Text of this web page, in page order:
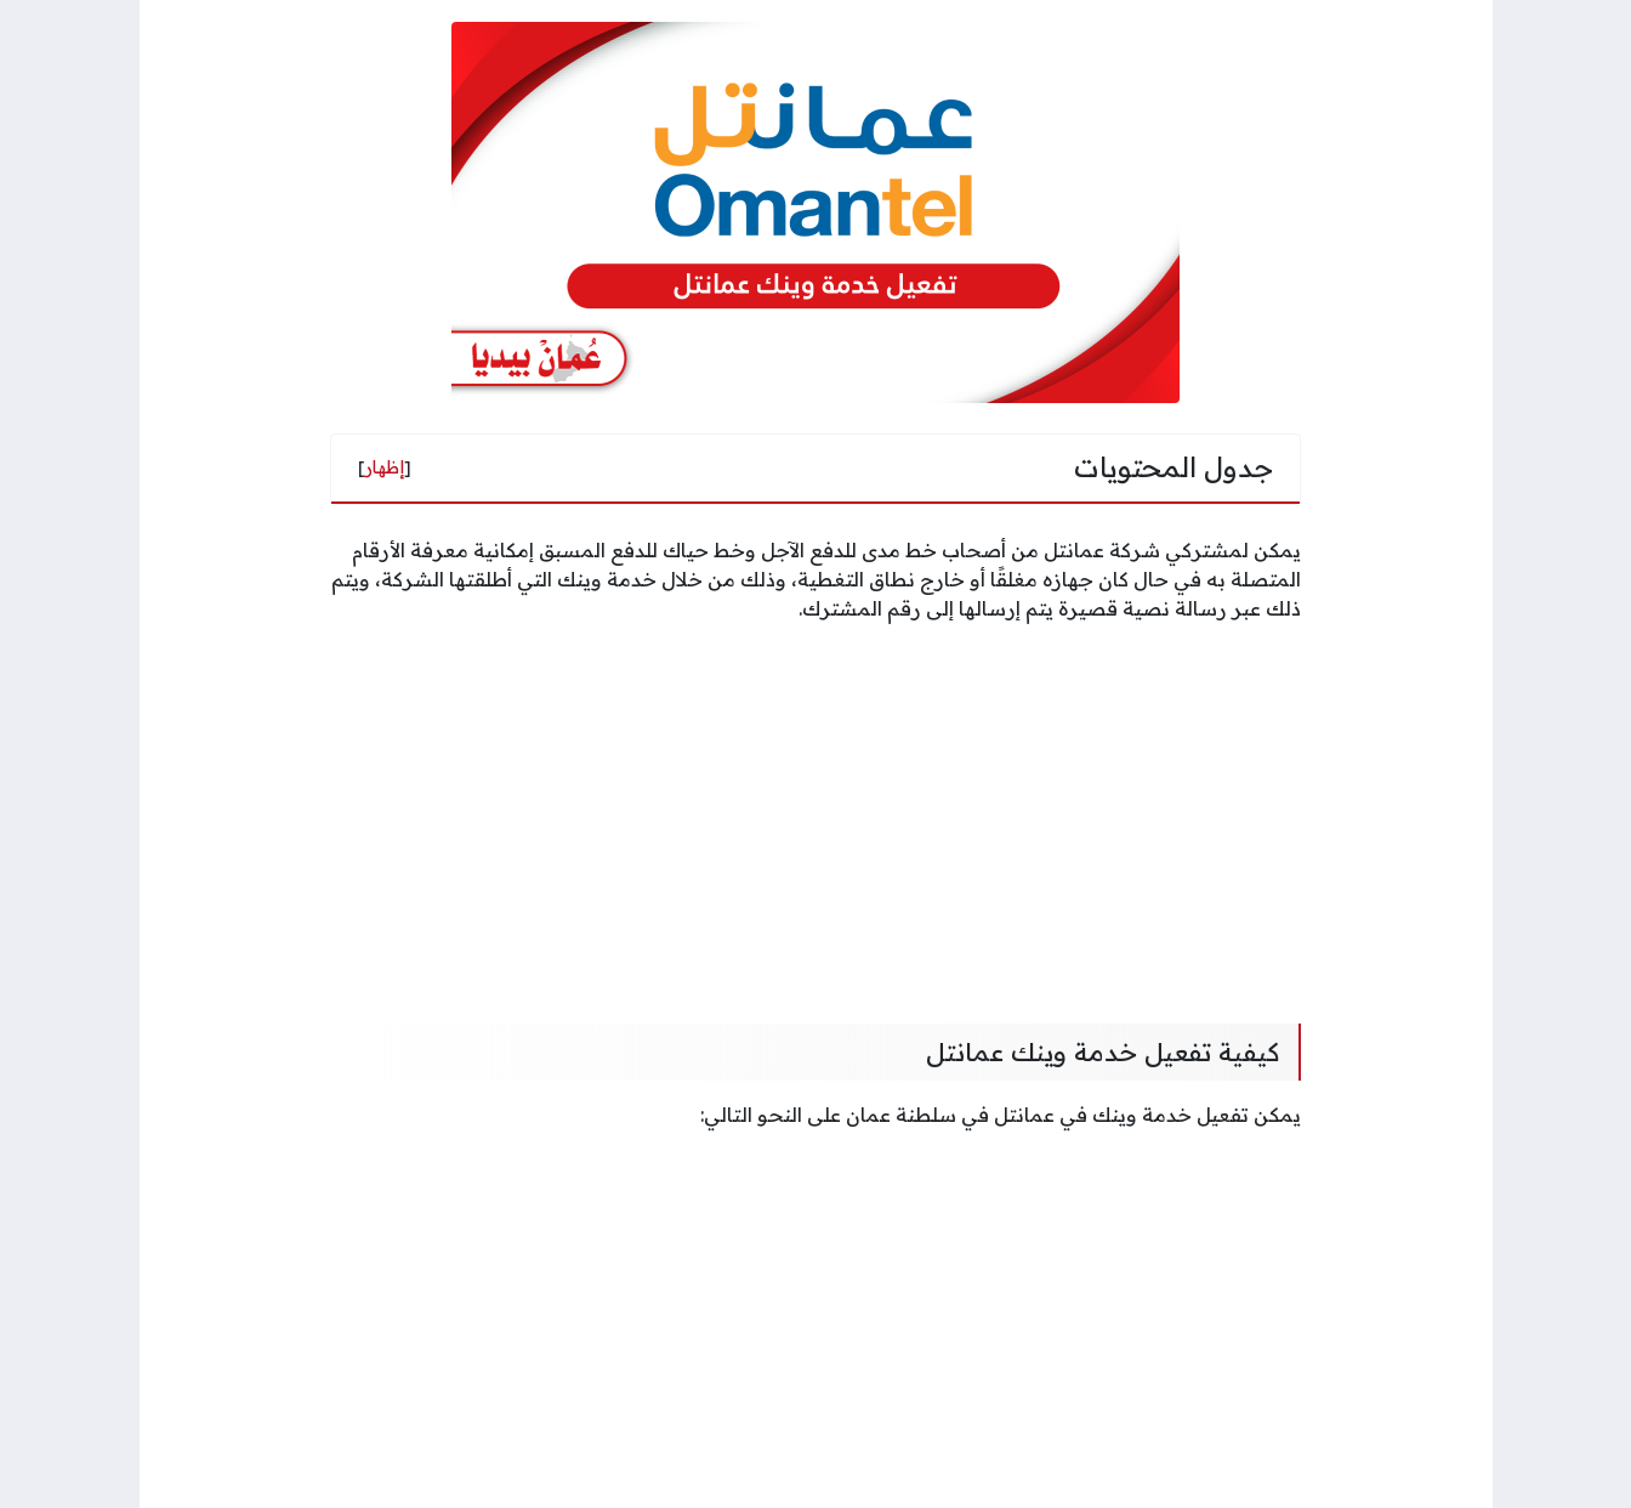
جدول المحتويات [إظهار]
يمكن لمشتركي شركة عمانتل من أصحاب خط مدى للدفع الآجل وخط حياك للدفع المسبق إمكانية معرفة الأرقام
المتصلة به في حال كان جهازه مغلقًا أو خارج نطاق التغطية، وذلك من خلال خدمة وينك التي أطلقتها الشركة، ويتم
ذلك عبر رسالة نصية قصيرة يتم إرسالها إلى رقم المشترك.
كيفية تفعيل خدمة وينك عمانتل
يمكن تفعيل خدمة وينك في عمانتل في سلطنة عمان على النحو التالي: